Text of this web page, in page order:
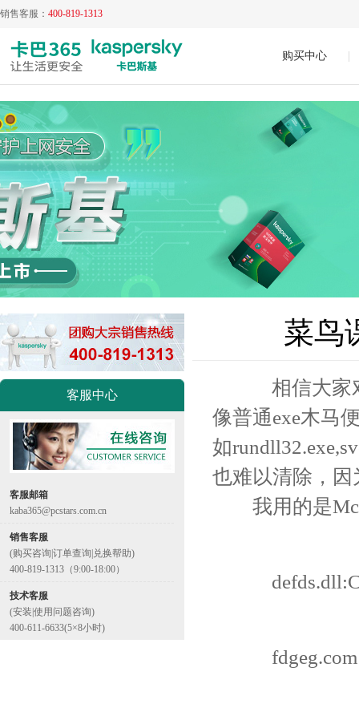
销售客服： 400-819-1313
购买中心
客服中心
客服邮箱
kaba365@pcstars.com.cn
销售客服
(购买咨询|订单查询|兑换帮助)
400-819-1313（9:00-18:00）
技术客服
(安装|使用问题咨询)
400-611-6633(5×8小时)
菜鸟
相信大家对
像普通exe木马
如
也难以清除，
我用的是